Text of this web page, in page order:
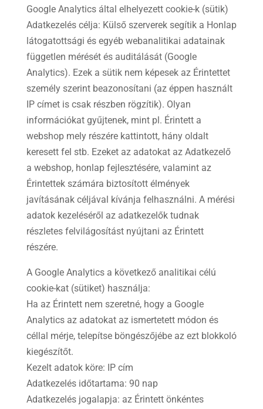
Google Analytics által elhelyezett cookie-k (sütik)
Adatkezelés célja: Külső szerverek segítik a Honlap
látogatottsági és egyéb webanalitikai adatainak
független mérését és auditálását (Google
Analytics). Ezek a sütik nem képesek az Érintettet
személy szerint beazonosítani (az éppen használt
IP címet is csak részben rögzítik). Olyan
információkat gyűjtenek, mint pl. Érintett a
webshop mely részére kattintott, hány oldalt
keresett fel stb. Ezeket az adatokat az Adatkezelő
a webshop, honlap fejlesztésére, valamint az
Érintettek számára biztosított élmények
javításának céljával kívánja felhasználni. A mérési
adatok kezeléséről az adatkezelők tudnak
részletes felvilágosítást nyújtani az Érintett
részére.
A Google Analytics a következő analitikai célú
cookie-kat (sütiket) használja:
Ha az Érintett nem szeretné, hogy a Google
Analytics az adatokat az ismertetett módon és
céllal mérje, telepítse böngészőjébe az ezt blokkoló
kiegészítőt.
Kezelt adatok köre: IP cím
Adatkezelés időtartama: 90 nap
Adatkezelés jogalapja: az Érintett önkéntes